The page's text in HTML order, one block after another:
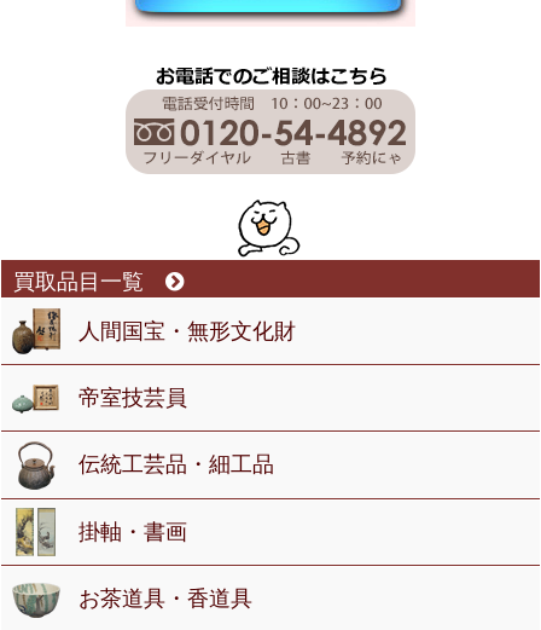
買取品目一覧
人間国宝・無形文化財
帝室技芸員
伝統工芸品・細工品
掛軸・書画
お茶道具・香道具